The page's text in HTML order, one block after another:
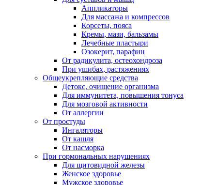
Аппликаторы
Для массажа и компрессов
Корсеты, пояса
Кремы, мази, бальзамы
Лечебные пластыри
Озокерит, парафин
От радикулита, остеохондроза
При ушибах, растяжениях
Общеукрепляющие средства
Детокс, очищение организма
Для иммунитета, повышения тонуса
Для мозговой активности
От аллергии
От простуды
Ингаляторы
От кашля
От насморка
При гормональных нарушениях
Для щитовидной железы
Женское здоровье
Мужское здоровье